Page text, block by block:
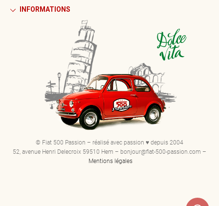
INFORMATIONS
© Fiat 500 Passion – réalisé avec passion ♥ depuis 2004
52, avenue Henri Delecroix 59510 Hem – bonjour@fiat-500-passion.com –
Mentions légales